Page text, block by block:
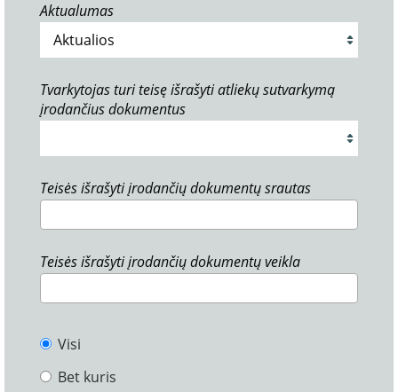
Aktualumas
Tvarkytojas turi teisę išrašyti atliekų sutvarkymą
įrodančius dokumentus
Teisės išrašyti įrodančių dokumentų srautas
Teisės išrašyti įrodančių dokumentų veikla
Visi
Bet kuris